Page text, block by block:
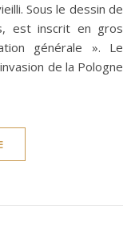
Sous le dessin de
est inscrit en gros
générale ». Le
de la Pologne